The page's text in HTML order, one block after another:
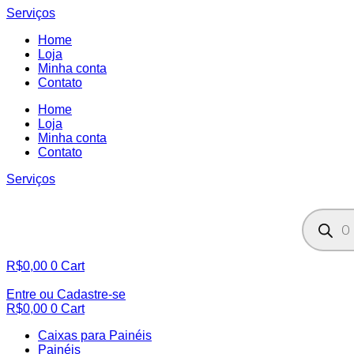
Ir
conteúdo
Serviços
Home
Loja
Minha conta
Contato
Home
Loja
Minha conta
Contato
Serviços
produtos
R$0,00 0 Cart
Entre ou Cadastre-se
R$0,00 0 Cart
Caixas para Painéis
Painéis